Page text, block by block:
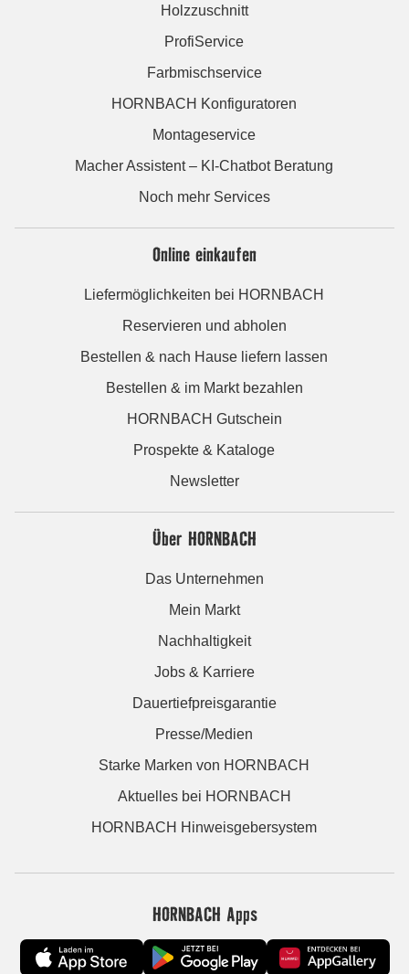
Holzzuschnitt
ProfiService
Farbmischservice
HORNBACH Konfiguratoren
Montageservice
Macher Assistent – KI-Chatbot Beratung
Noch mehr Services
Online einkaufen
Liefermöglichkeiten bei HORNBACH
Reservieren und abholen
Bestellen & nach Hause liefern lassen
Bestellen & im Markt bezahlen
HORNBACH Gutschein
Prospekte & Kataloge
Newsletter
Über HORNBACH
Das Unternehmen
Mein Markt
Nachhaltigkeit
Jobs & Karriere
Dauertiefpreisgarantie
Presse/Medien
Starke Marken von HORNBACH
Aktuelles bei HORNBACH
HORNBACH Hinweisgebersystem
HORNBACH Apps